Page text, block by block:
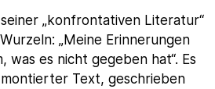
„konfrontativen Literatur“
„Meine Erinnerungen
es nicht gegeben hat“. Es
Text, geschrieben